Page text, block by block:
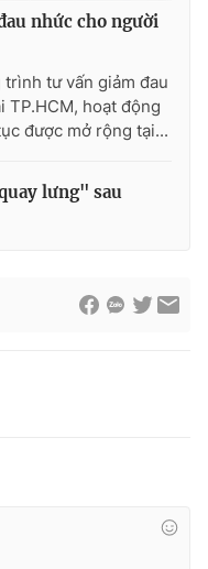
nhức cho người
tư vấn giảm đau
TP.HCM, hoạt động
được mở rộng tại...
lưng" sau